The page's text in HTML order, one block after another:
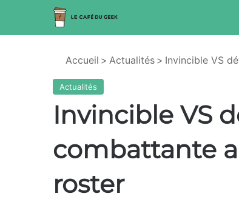
Accueil > Actualités > Invincible VS
Actualités
Invincible VS
combattante
roster